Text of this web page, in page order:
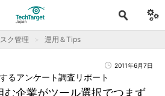
ク管理 運用＆Tips
2011年6月7日
む企業がツール選択でつまず
るアンケート調査リポート